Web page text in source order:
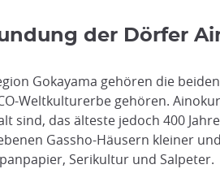
der Dörfer
Gokayama gehören die
Weltkulturerbe gehören.
sind, das älteste jedoch 400
Gassho-Häusern kleiner
Serikultur und Salpeter.